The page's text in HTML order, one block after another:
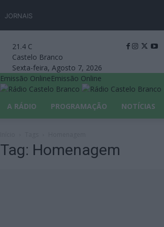
JORNAIS
21.4 C
Castelo Branco
Sexta-feira, Agosto 7, 2026
Emissão OnlineEmissão Online
A RÁDIO
PROGRAMAÇÃO NOTÍCIAS
Tag: Homenagem